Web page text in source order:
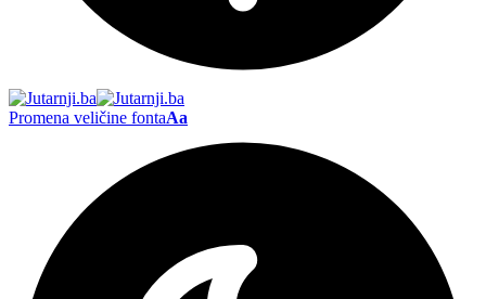
Promena veličine fontaAa